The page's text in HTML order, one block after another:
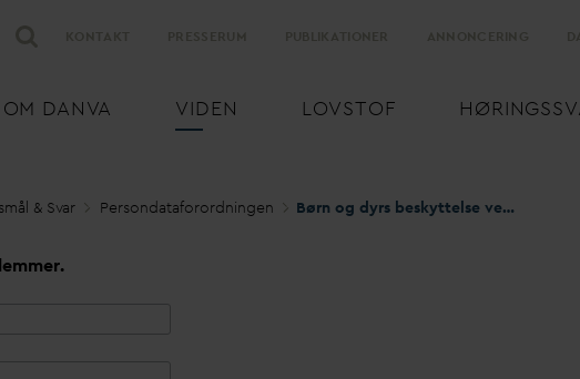
OM DANVA VIDEN LOVSTOF HØRINGSSV
& Svar Persondataforordningen Børn og dyrs beskyttelse ved lukning for